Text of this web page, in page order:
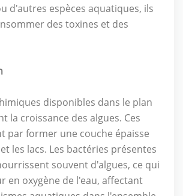
d'autres espèces aquatiques, ils
des toxines et des
disponibles dans le plan
la croissance des algues. Ces
par former une couche épaisse
les lacs. Les bactéries présentes
souvent d'algues, ce qui
en oxygène de l'eau, affectant